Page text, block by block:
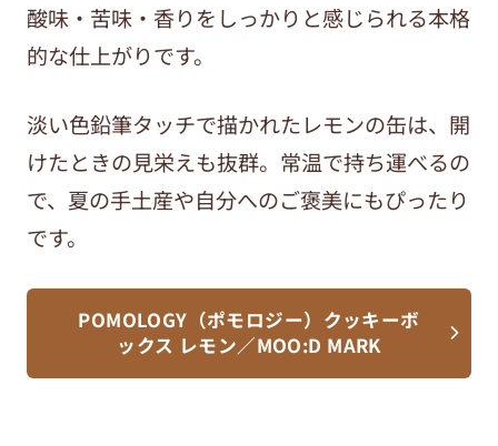
酸味・苦味・香りをしっかりと感じられる本格
的な仕上がりです。
淡い色鉛筆タッチで描かれたレモンの缶は、開
けたときの見栄えも抜群。常温で持ち運べるの
で、夏の手土産や自分へのご褒美にもぴったり
です。
POMOLOGY（ポモロジー）クッキーボ
ックス レモン／MOO:D MARK